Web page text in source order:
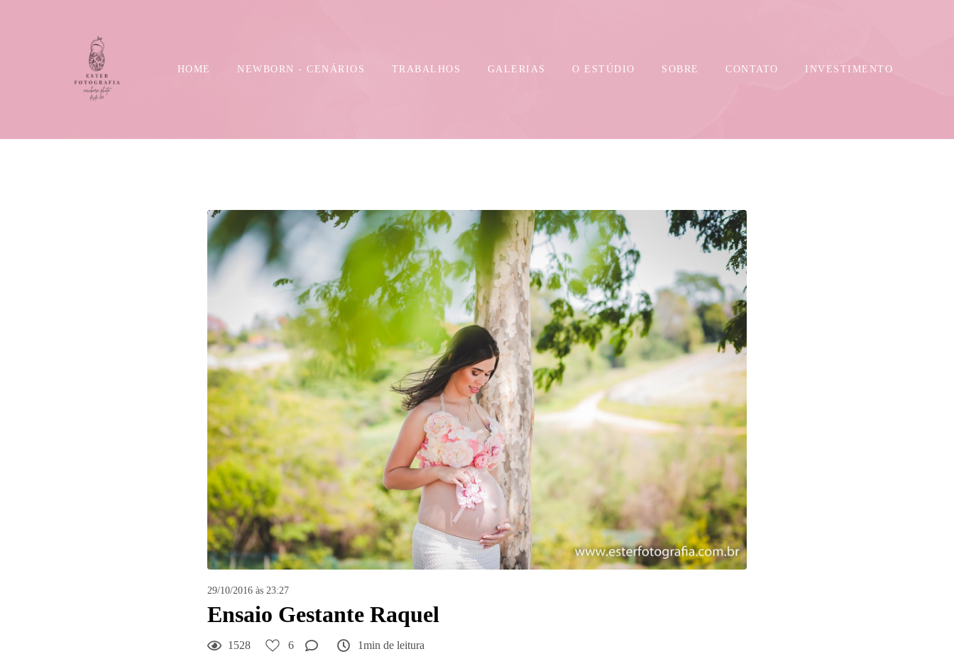
HOME NEWBORN - CENÁRIOS TRABALHOS GALERIAS O ESTÚDIO SOBRE CONTATO INVESTIMENTO
29/10/2016 às 23:27
Ensaio Gestante Raquel
1528 6 1min de leitura